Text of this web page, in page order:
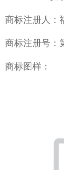
商标注册人：
商标注册号：
商标图样：